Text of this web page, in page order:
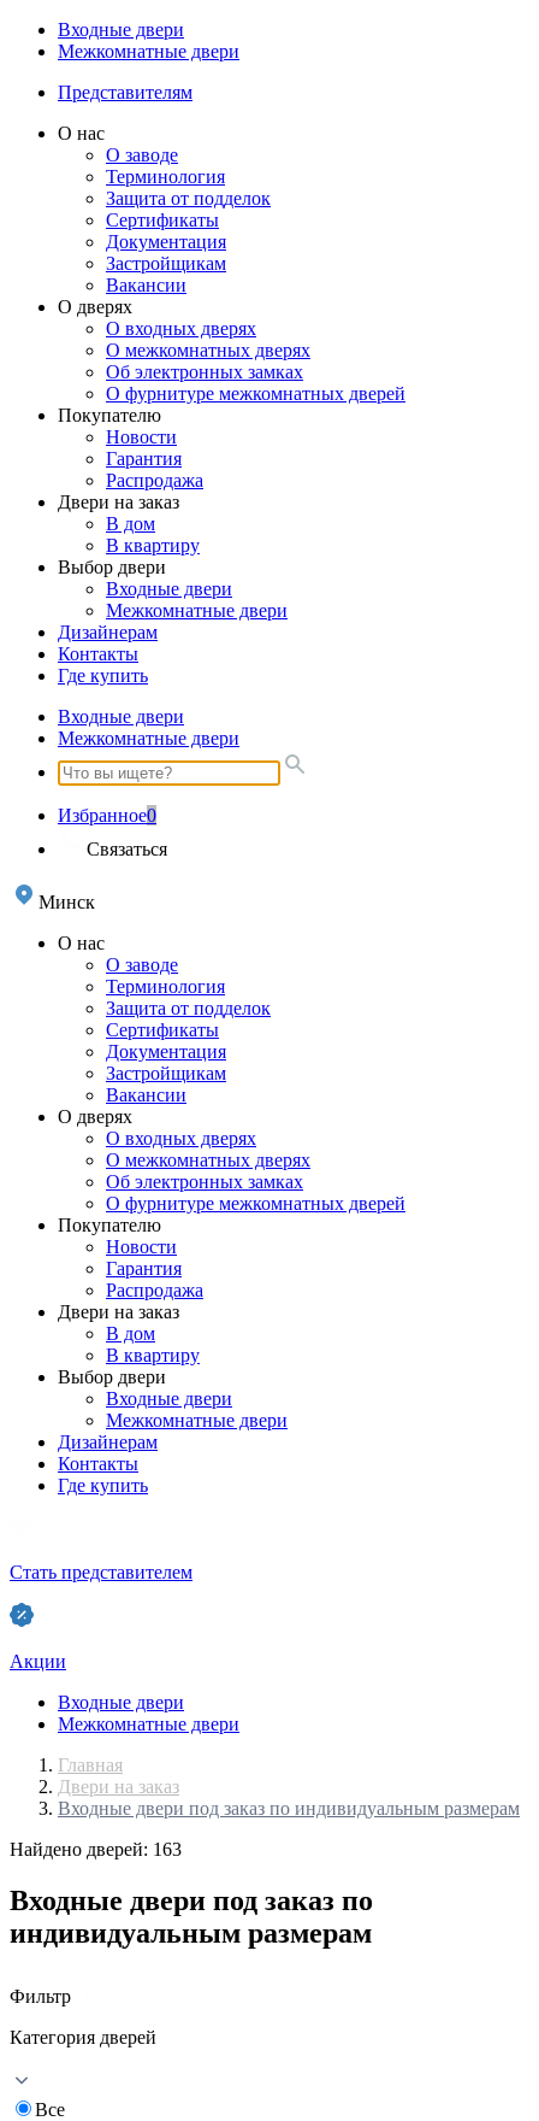
Входные двери
Межкомнатные двери
Представителям
О нас
О заводе
Терминология
Защита от подделок
Сертификаты
Документация
Застройщикам
Вакансии
О дверях
О входных дверях
О межкомнатных дверях
Об электронных замках
О фурнитуре межкомнатных дверей
Покупателю
Новости
Гарантия
Распродажа
Двери на заказ
В дом
В квартиру
Выбор двери
Входные двери
Межкомнатные двери
Дизайнерам
Контакты
Где купить
Входные двери
Межкомнатные двери
Избранное0
Связаться
Минск
О нас
О заводе
Терминология
Защита от подделок
Сертификаты
Документация
Застройщикам
Вакансии
О дверях
О входных дверях
О межкомнатных дверях
Об электронных замках
О фурнитуре межкомнатных дверей
Покупателю
Новости
Гарантия
Распродажа
Двери на заказ
В дом
В квартиру
Выбор двери
Входные двери
Межкомнатные двери
Дизайнерам
Контакты
Где купить
Стать представителем
Акции
Входные двери
Межкомнатные двери
Главная
Двери на заказ
Входные двери под заказ по индивидуальным размерам
Найдено дверей: 163
Входные двери под заказ по
индивидуальным размерам
Фильтр
Категория дверей
Все